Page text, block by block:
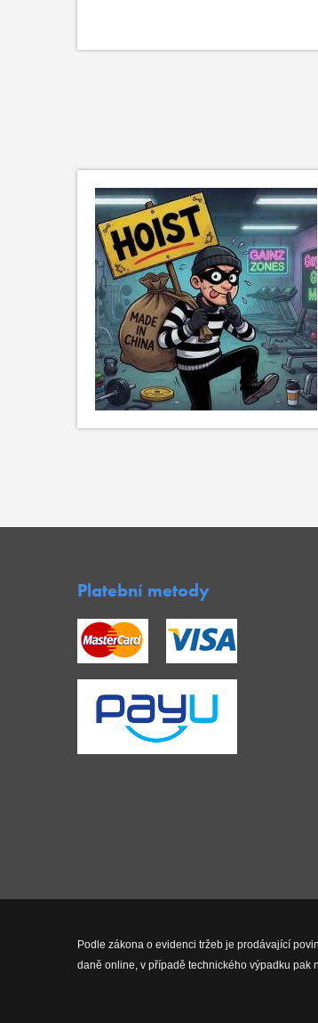
Platební metody
Podle zákona o evidenci tržeb je prodávající
daně online, v případě technického výpadku pak